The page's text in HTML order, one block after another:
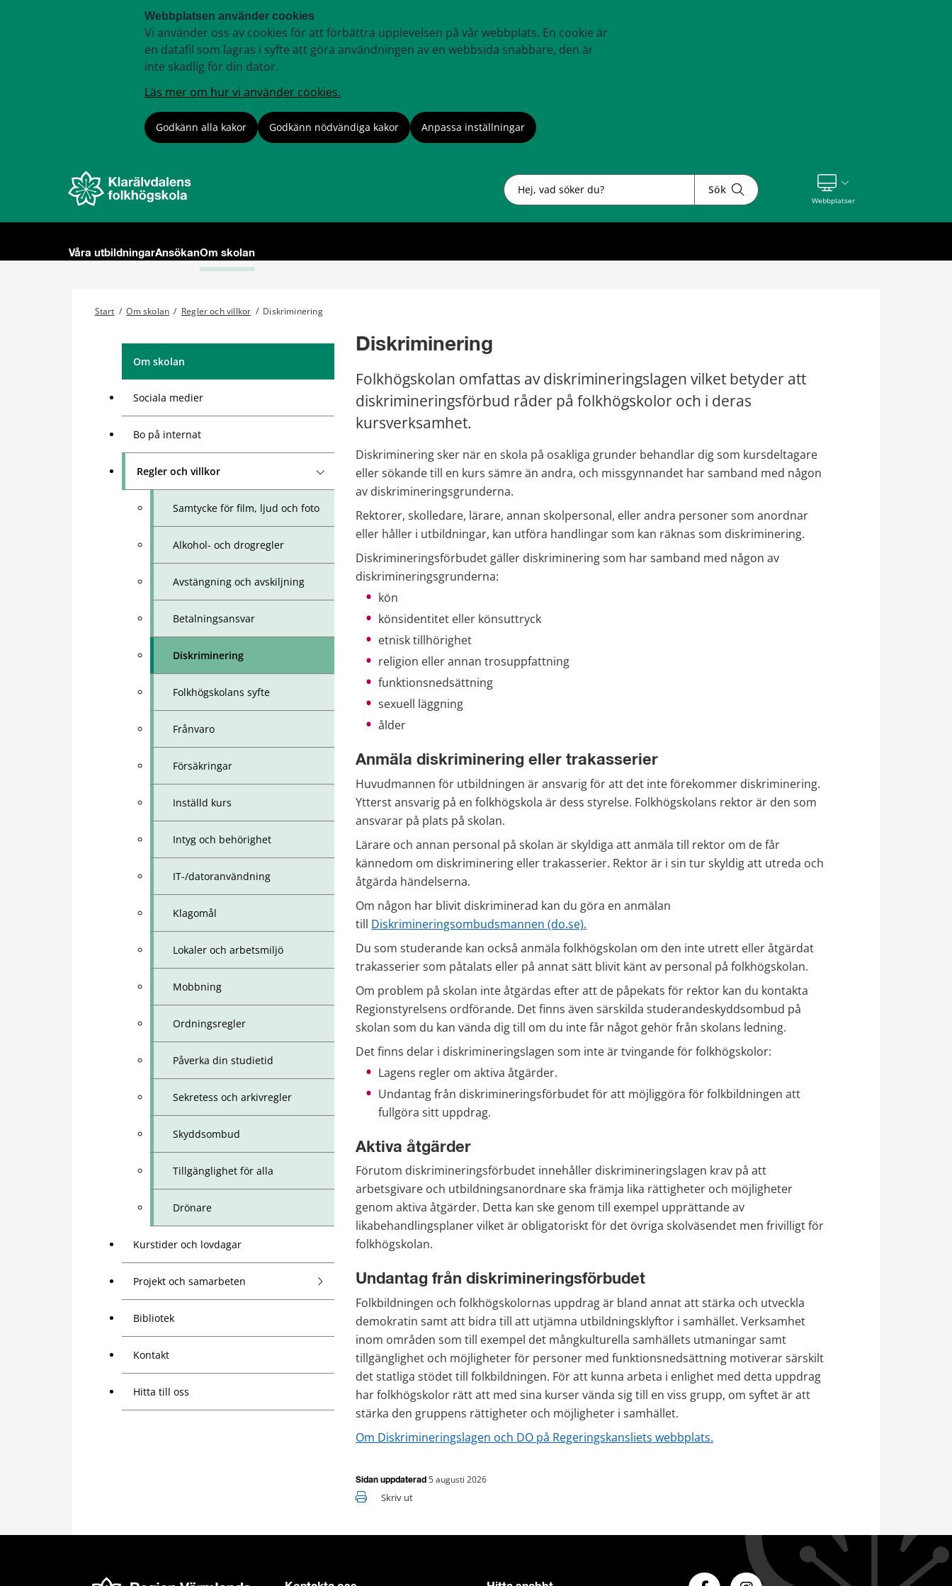
Webbplatsen använder cookies
Vi använder oss av cookies för att förbättra upplevelsen på vår webbplats. En cookie är
en datafil som lagras i syfte att göra användningen av en webbsida snabbare, den är
inte skadlig för din dator.
Läs mer om hur vi använder cookies.
Godkänn alla kakor Godkänn nödvändiga kakor Anpassa inställningar
Sök Sök
WebbplatserVisa våra andra webbplatser
Våra utbildningarAnsökanOm skolan
Start / Om skolan / Regler och villkor / Diskriminering
Om skolan
Sociala medier
Bo på internat
Regler och villkor
Samtycke för film, ljud och foto
Alkohol- och drogregler
Avstängning och avskiljning
Betalningsansvar
Diskriminering
Folkhögskolans syfte
Frånvaro
Försäkringar
Inställd kurs
Intyg och behörighet
IT-/datoranvändning
Klagomål
Lokaler och arbetsmiljö
Mobbning
Ordningsregler
Påverka din studietid
Sekretess och arkivregler
Skyddsombud
Tillgänglighet för alla
Drönare
Kurstider och lovdagar
Projekt och samarbeten
Bibliotek
Kontakt
Hitta till oss
Diskriminering
Folkhögskolan omfattas av diskrimineringslagen vilket betyder att
diskrimineringsförbud råder på folkhögskolor och i deras
kursverksamhet.
Diskriminering sker när en skola på osakliga grunder behandlar dig som kursdeltagare
eller sökande till en kurs sämre än andra, och missgynnandet har samband med någon
av diskrimineringsgrunderna.
Rektorer, skolledare, lärare, annan skolpersonal, eller andra personer som anordnar
eller håller i utbildningar, kan utföra handlingar som kan räknas som diskriminering.
Diskrimineringsförbudet gäller diskriminering som har samband med någon av
diskrimineringsgrunderna:
kön
könsidentitet eller könsuttryck
etnisk tillhörighet
religion eller annan trosuppfattning
funktionsnedsättning
sexuell läggning
ålder
Anmäla diskriminering eller trakasserier
Huvudmannen för utbildningen är ansvarig för att det inte förekommer diskriminering.
Ytterst ansvarig på en folkhögskola är dess styrelse. Folkhögskolans rektor är den som
ansvarar på plats på skolan.
Lärare och annan personal på skolan är skyldiga att anmäla till rektor om de får
kännedom om diskriminering eller trakasserier. Rektor är i sin tur skyldig att utreda och
åtgärda händelserna.
Om någon har blivit diskriminerad kan du göra en anmälan
till Diskrimineringsombudsmannen (do.se).
Du som studerande kan också anmäla folkhögskolan om den inte utrett eller åtgärdat
trakasserier som påtalats eller på annat sätt blivit känt av personal på folkhögskolan.
Om problem på skolan inte åtgärdas efter att de påpekats för rektor kan du kontakta
Regionstyrelsens ordförande. Det finns även särskilda studerandeskyddsombud på
skolan som du kan vända dig till om du inte får något gehör från skolans ledning.
Det finns delar i diskrimineringslagen som inte är tvingande för folkhögskolor:
Lagens regler om aktiva åtgärder.
Undantag från diskrimineringsförbudet för att möjliggöra för folkbildningen att
fullgöra sitt uppdrag.
Aktiva åtgärder
Förutom diskrimineringsförbudet innehåller diskrimineringslagen krav på att
arbetsgivare och utbildningsanordnare ska främja lika rättigheter och möjligheter
genom aktiva åtgärder. Detta kan ske genom till exempel upprättande av
likabehandlingsplaner vilket är obligatoriskt för det övriga skolväsendet men frivilligt för
folkhögskolan.
Undantag från diskrimineringsförbudet
Folkbildningen och folkhögskolornas uppdrag är bland annat att stärka och utveckla
demokratin samt att bidra till att utjämna utbildningsklyftor i samhället. Verksamhet
inom områden som till exempel det mångkulturella samhällets utmaningar samt
tillgänglighet och möjligheter för personer med funktionsnedsättning motiverar särskilt
det statliga stödet till folkbildningen. För att kunna arbeta i enlighet med detta uppdrag
har folkhögskolor rätt att med sina kurser vända sig till en viss grupp, om syftet är att
stärka den gruppens rättigheter och möjligheter i samhället.
Om Diskrimineringslagen och DO på Regeringskansliets webbplats.
Sidan uppdaterad 5 augusti 2026
Skriv ut